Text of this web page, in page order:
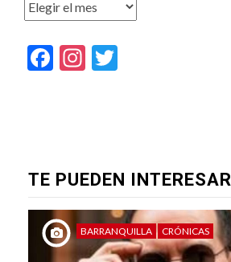
Facebook
Instagram
TE PUEDEN INTERESAR
BARRANQUILLA CRÓNICAS